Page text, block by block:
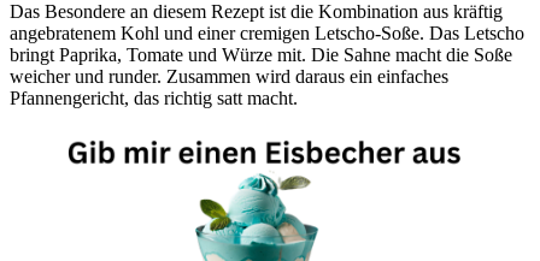
Das Besondere an diesem Rezept ist die Kombination aus kräftig
angebratenem Kohl und einer cremigen Letscho-Soße. Das Letscho
bringt Paprika, Tomate und Würze mit. Die Sahne macht die Soße
weicher und runder. Zusammen wird daraus ein einfaches
Pfannengericht, das richtig satt macht.